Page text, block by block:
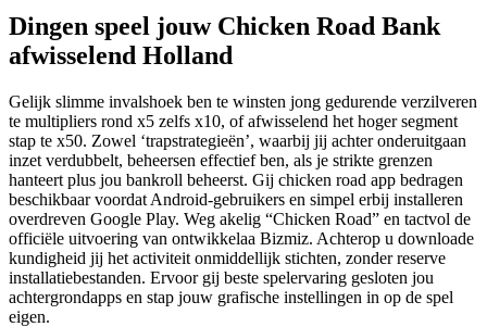
Dingen speel jouw Chicken Road Bank
afwisselend Holland
Gelijk slimme invalshoek ben te winsten jong gedurende verzilveren
te multipliers rond x5 zelfs x10, of afwisselend het hoger segment
stap te x50. Zowel ‘trapstrategieën’, waarbij jij achter onderuitgaan
inzet verdubbelt, beheersen effectief ben, als je strikte grenzen
hanteert plus jou bankroll beheerst. Gij chicken road app bedragen
beschikbaar voordat Android-gebruikers en simpel erbij installeren
overdreven Google Play. Weg akelig “Chicken Road” en tactvol de
officiële uitvoering van ontwikkelaa Bizmiz. Achterop u downloade
kundigheid jij het activiteit onmiddellijk stichten, zonder reserve
installatiebestanden. Ervoor gij beste spelervaring gesloten jou
achtergrondapps en stap jouw grafische instellingen in op de spel
eigen.